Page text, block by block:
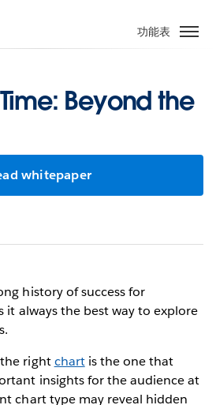
功能表
Beyond the
whitepaper
history of success for
it always the best way to explore
rightchartis the one that
insights for the audience at
chart type may reveal hidden